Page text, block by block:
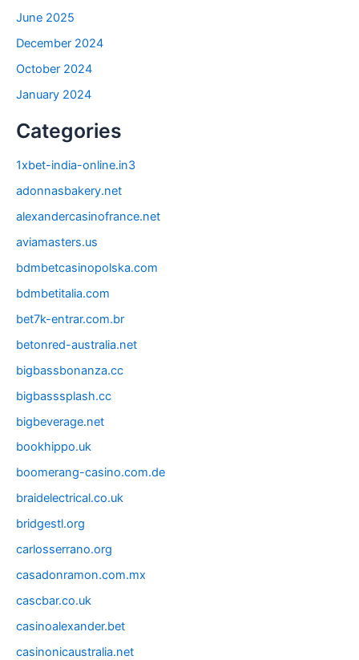
June 2025
December 2024
October 2024
January 2024
Categories
1xbet-india-online.in3
adonnasbakery.net
alexandercasinofrance.net
aviamasters.us
bdmbetcasinopolska.com
bdmbetitalia.com
bet7k-entrar.com.br
betonred-australia.net
bigbassbonanza.cc
bigbasssplash.cc
bigbeverage.net
bookhippo.uk
boomerang-casino.com.de
braidelectrical.co.uk
bridgestl.org
carlosserrano.org
casadonramon.com.mx
cascbar.co.uk
casinoalexander.bet
casinonicaustralia.net